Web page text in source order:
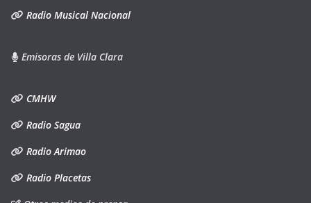
Radio Musical Nacional
Emisoras de Villa Clara
CMHW
Radio Sagua
Radio Arimao
Radio Placetas